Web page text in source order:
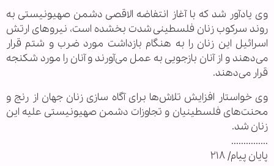
وی یادآور شد که با آغاز انتفاضه الاقصی دشمن صهیونیستی به
روند سرکوب زنان فلسطینی شدت بخشده است، نیروهای ارتش
اسرائیل این زنان را به هنگام بازداشت مورد ضرب و شتم قرار
می‌دهند و از آنان بازجویی به عمل می‌آورند و آنان را مورد شکنجه
قرار می‌دهند.
وی خواستار افزایش تلاش‌ها برای آگاه سازی زنان جهان از رنج و
محنت‌های فلسطینیان و تجاوزات دشمن صهیونیستی علیه این
زنان شد.
...............
پایان پیام/ ۲۱۸